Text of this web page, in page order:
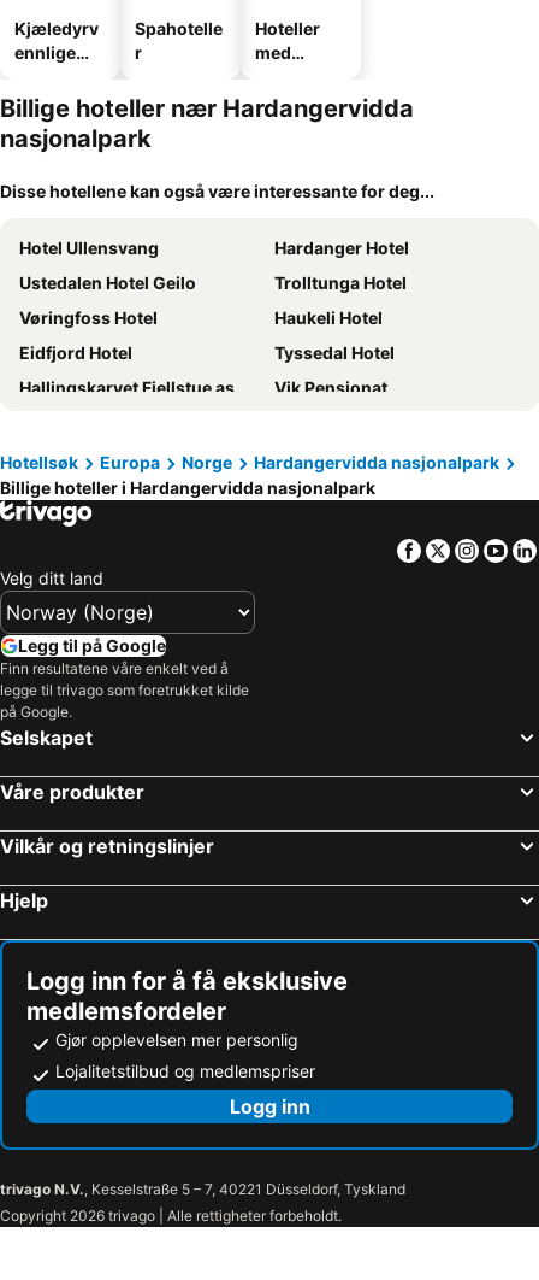
Kjæledyrv
ennlige
Spahotelle
r
Hoteller
med
Billige hoteller nær Hardangervidda
nasjonalpark
Disse hotellene kan også være interessante for deg...
Hotel Ullensvang
Hardanger Hotel
Ustedalen Hotel Geilo
Trolltunga Hotel
Vøringfoss Hotel
Haukeli Hotel
Eidfjord Hotel
Tyssedal Hotel
Hallingskarvet Fjellstue as
Vik Pensjonat
Austbø Hotell
Eidfjord Fjell & Fjord Hotel
Fossli Hotel
Vågslidtun Hotel
Rødberg Hotel
Geilolia Hyttetun
Rødungstøl Høyfjellshotell
Trolltunga Lodge
Storestolen Fjellhotell
Eidfjord Gjestgiveri
Hotellsøk Europa Norge
Hardangervidda nasjonalpark
Billige hoteller i Hardangervidda nasjonalpark
Facebook
Twitter
Velg ditt land
Legg til på Google
Finn resultatene våre enkelt ved å
legge til trivago som foretrukket kilde
på Google.
Selskapet
Våre produkter
Vilkår og retningslinjer
Hjelp
Logg inn for å få eksklusive
medlemsfordeler
Gjør opplevelsen mer personlig
Lojalitetstilbud og medlemspriser
Logg inn
trivago N.V., Kesselstraße 5 – 7, 40221 Düsseldorf, Tyskland
Copyright 2026 trivago | Alle rettigheter forbeholdt.